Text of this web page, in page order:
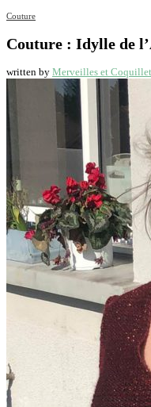
Couture
Couture : Idylle de
written by Merveilles et